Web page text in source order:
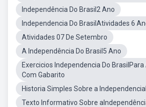
Independência Do Brasil2 Ano
Independencia Do BrasilAtividades 6
Atividades 07 De Setembro
A Independência Do Brasil5 Ano
Exercicios Independencia Do
Com Gabarito
Historia Simples Sobre a
Texto Informativo Sobre